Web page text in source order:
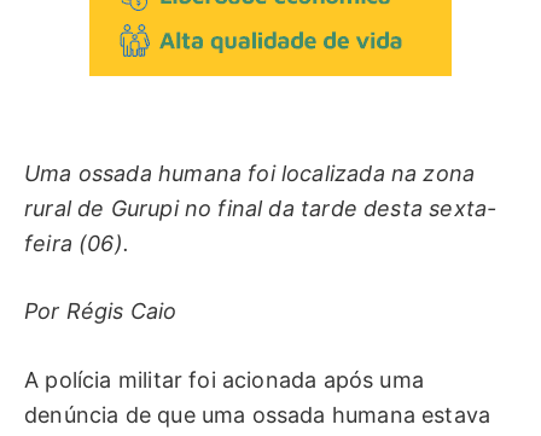
Uma ossada humana foi localizada na zona
rural de Gurupi no final da tarde desta sexta-
feira (06).
Por Régis Caio
A polícia militar foi acionada após uma
denúncia de que uma ossada humana estava